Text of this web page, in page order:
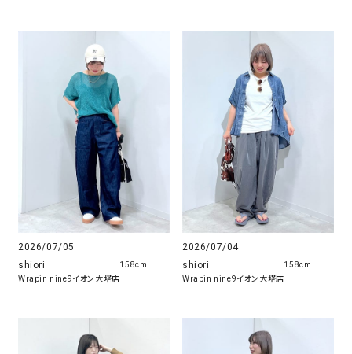
2026/07/05
shiori
Wrapin nine9イオン大塔店
158cm
2026/07/04
shiori
Wrapin nine9イオン大塔店
158cm